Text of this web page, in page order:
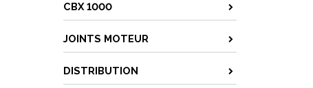
CBX 1000
JOINTS MOTEUR
DISTRIBUTION